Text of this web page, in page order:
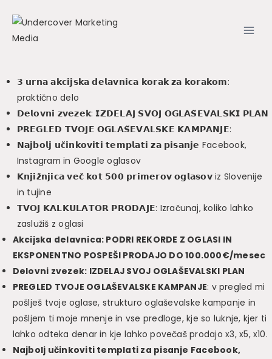
content
𝟯 𝘂𝗿𝗻𝗮 𝗮𝗸𝗰𝗶𝗷𝘀𝗸𝗮 𝗱𝗲𝗹𝗮𝘃𝗻𝗶𝗰𝗮 𝗸𝗼𝗿𝗮𝗸 𝘇𝗮 𝗸𝗼𝗿𝗮𝗸𝗼𝗺:
praktično delo
𝗗𝗲𝗹𝗼𝘃𝗻𝗶 𝘇𝘃𝗲𝘇𝗲𝗸: 𝗜𝗭𝗗𝗘𝗟𝗔𝗝 𝗦𝗩𝗢𝗝 𝗢𝗚𝗟𝗔𝗦̌𝗘𝗩𝗔𝗟𝗦𝗞𝗜 𝗣𝗟𝗔𝗡
𝗣𝗥𝗘𝗚𝗟𝗘𝗗 𝗧𝗩𝗢𝗝𝗘 𝗢𝗚𝗟𝗔𝗦̌𝗘𝗩𝗔𝗟𝗦𝗞𝗘 𝗞𝗔𝗠𝗣𝗔𝗡𝗝𝗘:
𝗡𝗮𝗷𝗯𝗼𝗹𝗷 𝘂𝗰̌𝗶𝗻𝗸𝗼𝘃𝗶𝘁𝗶 𝘁𝗲𝗺𝗽𝗹𝗮𝘁𝗶 𝘇𝗮 𝗽𝗶𝘀𝗮𝗻𝗷𝗲 Facebook,
Instagram in Google oglasov
𝗞𝗻𝗷𝗶𝘇̌𝗻𝗷𝗶𝗰𝗮 𝘃𝗲𝗰̌ 𝗸𝗼𝘁 𝟱𝟬𝟬 𝗽𝗿𝗶𝗺𝗲𝗿𝗼𝘃 𝗼𝗴𝗹𝗮𝘀𝗼𝘃 iz Slovenije
in tujine
𝗧𝗩𝗢𝗝 𝗞𝗔𝗟𝗞𝗨𝗟𝗔𝗧𝗢𝗥 𝗣𝗥𝗢𝗗𝗔𝗝𝗘: Izračunaj, koliko lahko
zaslužiš z oglasi
Akcijska delavnica: PODRI REKORDE Z OGLASI IN
EKSPONENTNO POSPEŠI PRODAJO DO 100.000€/mesec
Delovni zvezek: IZDELAJ SVOJ OGLAŠEVALSKI PLAN
PREGLED TVOJE OGLAŠEVALSKE KAMPANJE: v pregled mi
pošlješ tvoje oglase, strukturo oglaševalske kampanje in
pošljem ti moje mnenje in vse predloge, kje so luknje, kjer ti
lahko odteka denar in kje lahko povečaš prodajo x3, x5, x10.
Najbolj učinkoviti templati za pisanje Facebook,